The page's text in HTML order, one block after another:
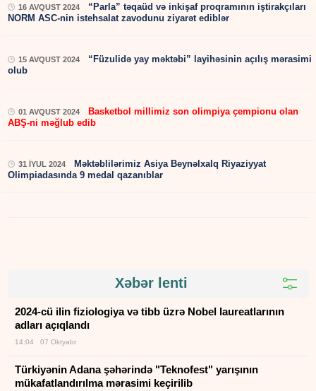
16 AVQUST 2024
“Parla” təqaüd və inkişaf proqramının iştirakçıları
NORM ASC-nin istehsalat zavodunu ziyarət ediblər
15 AVQUST 2024
“Füzulidə yay məktəbi” layihəsinin açılış mərasimi
olub
01 AVQUST 2024
Basketbol millimiz son olimpiya çempionu olan
ABŞ-ni məğlub edib
31 İYUL 2024
Məktəblilərimiz Asiya Beynəlxalq Riyaziyyat
Olimpiadasında 9 medal qazanıblar
Xəbər lenti
2024-cü ilin fiziologiya və tibb üzrə Nobel laureatlarının
adları açıqlandı
14:04 07 Oktyabr
Türkiyənin Adana şəhərində "Teknofest" yarışının
mükafatlandırılma mərasimi keçirilib